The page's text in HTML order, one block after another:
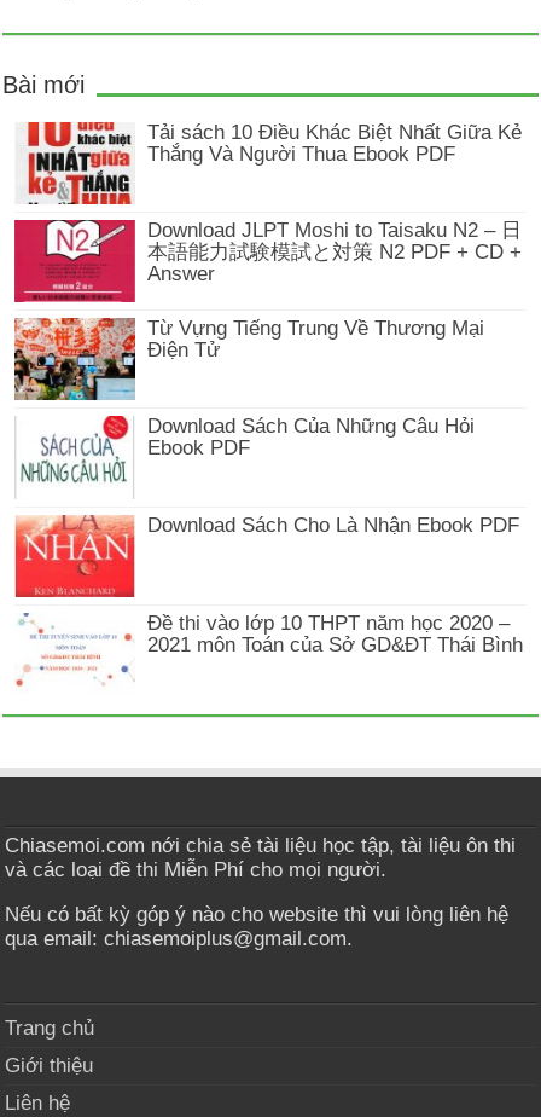
Bài mới
Tải sách 10 Điều Khác Biệt Nhất Giữa Kẻ
Thắng Và Người Thua Ebook PDF
Download JLPT Moshi to Taisaku N2 – 日
本語能力試験模試と対策 N2 PDF + CD +
Answer
Từ Vựng Tiếng Trung Về Thương Mại
Điện Tử
Download Sách Của Những Câu Hỏi
Ebook PDF
Download Sách Cho Là Nhận Ebook PDF
Đề thi vào lớp 10 THPT năm học 2020 –
2021 môn Toán của Sở GD&ĐT Thái Bình
Chiasemoi.com nới chia sẻ tài liệu học tập, tài liệu ôn thi
và các loại đề thi Miễn Phí cho mọi người.
Nếu có bất kỳ góp ý nào cho website thì vui lòng liên hệ
qua email: chiasemoiplus@gmail.com.
Trang chủ
Giới thiệu
Liên hệ